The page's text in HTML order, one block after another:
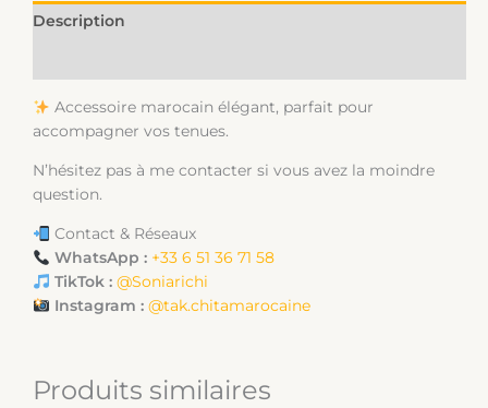
Description
Accessoire marocain élégant, parfait pour
accompagner vos tenues.
N’hésitez pas à me contacter si vous avez la moindre
question.
Contact & Réseaux
WhatsApp : +33 6 51 36 71 58
TikTok : @Soniarichi
Instagram : @tak.chitamarocaine
Produits similaires